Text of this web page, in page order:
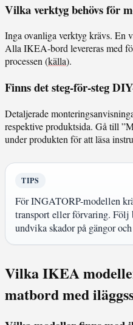
Vilka verktyg behövs för
Inga ovanliga verktyg krävs. En
Alla IKEA-bord levereras med
processen (källa).
Finns det steg-för-steg
Detaljerade
respektive produktsida. Gå till
under produkten för att läsa
TIPS
För INGATORP-modellen
transport eller förvaring. Följ
undvika skador på gängor
Vilka IKEA
matbord med